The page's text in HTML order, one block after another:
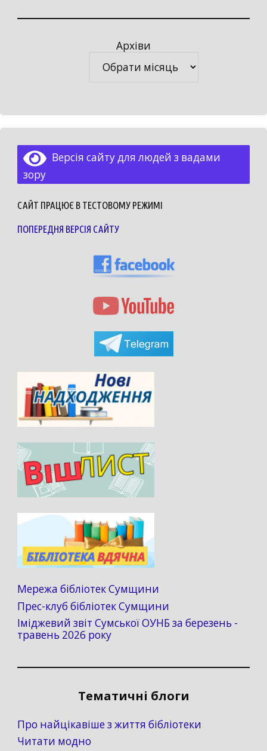
Архіви
Версія сайту для людей з вадами
зору
САЙТ ПРАЦЮЄ В ТЕСТОВОМУ РЕЖИМІ
ПОПЕРЕДНЯ ВЕРСІЯ САЙТУ
Мережа бібліотек Сумщини
Прес-клуб бібліотек Сумщини
Іміджевий звіт Сумської ОУНБ за березень -
травень 2026 року
Тематичні блоги
Про найцікавіше з життя бібліотеки
Читати модно